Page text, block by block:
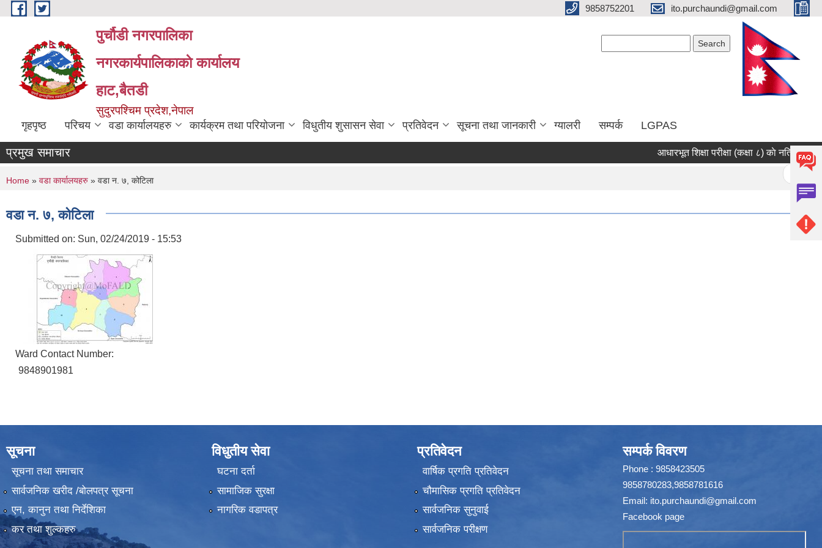
Skip to main content 9858752201 ito.purchaundi@gmail.com
पुर्चौडी नगरपालिका
नगरकार्यपालिकाकाे कार्यालय
हाट,बैतडी
सुदुरपश्चिम प्रदेश,नेपाल
गृहपृष्ठ परिचय वडा कार्यालयहरु कार्यक्रम तथा परियोजना विधुतीय शुसासन सेवा प्रतिवेदन सूचना तथा जानकारी ग्यालरी सम्पर्क LGPAS
प्रमुख समाचार आधारभूत शिक्षा परीक्षा (कक्षा ८) काे नतिजा
You are here
Home » वडा कार्यालयहरु » वडा न. ७, कोटिला
वडा न. ७, कोटिला
Submitted on: Sun, 02/24/2019 - 15:53
Ward Contact Number:
9848901981
सूचना
सूचना तथा समाचार
सार्वजनिक खरीद /बोलपत्र सूचना
एन, कानुन तथा निर्देशिका
कर तथा शुल्कहरु
विधुतीय सेवा
घटना दर्ता
सामाजिक सुरक्षा
नागरिक वडापत्र
प्रतिवेदन
वार्षिक प्रगति प्रतिवेदन
चौमासिक प्रगति प्रतिवेदन
सार्वजनिक सुनुवाई
सार्वजनिक परीक्षण
सम्पर्क विवरण
Phone : 9858423505
9858780283,9858781616
Email: ito.purchaundi@gmail.com
Facebook page